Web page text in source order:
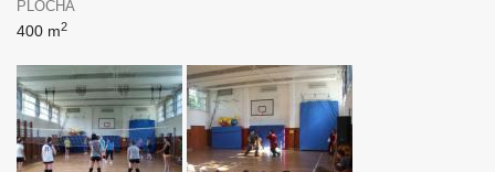
PLOCHA
400 m2